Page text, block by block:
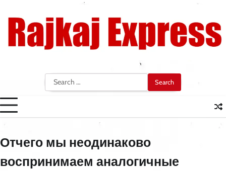
content
Search
for:
Отчего мы неодинаково
воспринимаем аналогичные